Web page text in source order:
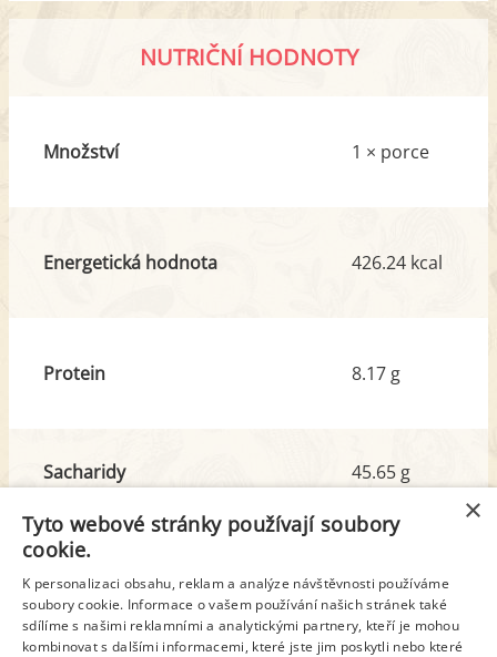
NUTRIČNÍ HODNOTY
Množství 1 × porce
Energetická hodnota 426.24 kcal
Protein 8.17 g
Sacharidy
z toho cukr
45.65 g
19.82 g
Tuk
z toho nas. mastné kyseliny
23.61 g
11.64 g
×
Tyto webové stránky používají soubory
cookie.
K personalizaci obsahu, reklam a analýze návštěvnosti používáme
soubory cookie. Informace o vašem používání našich stránek také
sdílíme s našimi reklamními a analytickými partnery, kteří je mohou
kombinovat s dalšími informacemi, které jste jim poskytli nebo které